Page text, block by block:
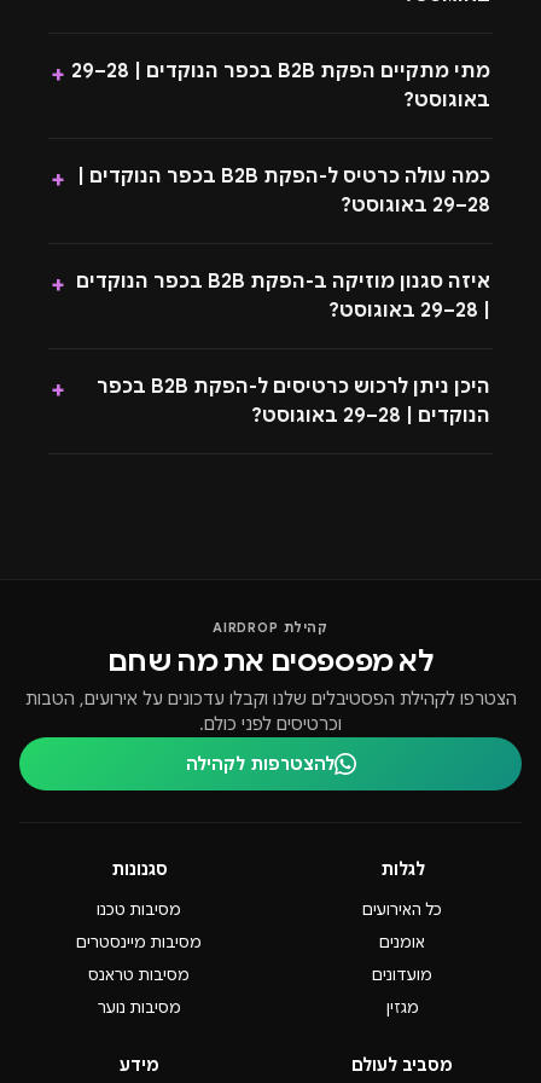
מתי מתקיים הפקת B2B בכפר הנוקדים | 28–29
באוגוסט?
+
כמה עולה כרטיס ל-הפקת B2B בכפר הנוקדים |
28–29 באוגוסט?
+
איזה סגנון מוזיקה ב-הפקת B2B בכפר הנוקדים +
היכן ניתן לרכוש כרטיסים ל-הפקת B2B בכפר
הנוקדים | 28–29 באוגוסט?
+
קהילת AIRDROP
לא מפספסים את מה שחם
הצטרפו לקהילת הפסטיבלים שלנו וקבלו עדכונים על אירועים, הטבות
וכרטיסים לפני כולם.
להצטרפות לקהילה
לגלות
כל האירועים
אומנים
מועדונים
מגזין
סגנונות
מסיבות טכנו
מסיבות מיינסטרים
מסיבות טראנס
מסיבות נוער
מסביב לעולם מידע